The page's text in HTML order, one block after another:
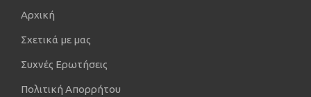
Αρχική
Σχετικά με μας
Συχνές Ερωτήσεις
Πολιτική Απορρήτου